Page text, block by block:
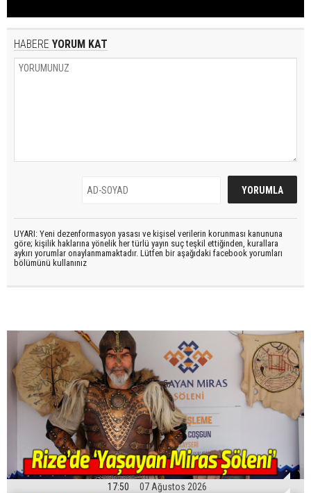
HABERE YORUM KAT
UYARI: Yeni dezenformasyon yasası ve kişisel verilerin korunması kanununa
göre; kişilik haklarına yönelik her türlü yayın suç teşkil ettiğinden, kurallara
aykırı yorumlar onaylanmamaktadır. Lütfen bir aşağıdaki facebook yorumları
bölümünü kullanınız
17:50 07 Ağustos 2026